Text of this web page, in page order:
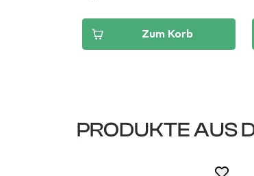
Zum Korb
PRODUKTE AUS